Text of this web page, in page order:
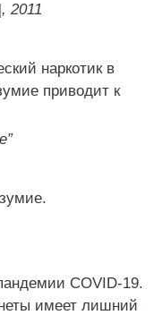
, 2011
наркотик в
приводит к
COVID-19.
имеет лишний